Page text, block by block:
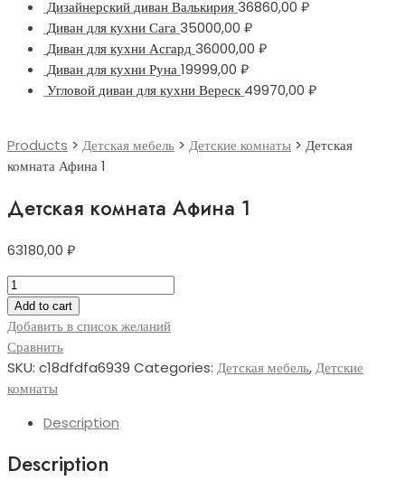
Дизайнерский диван Валькирия36860,00 ₽
Диван для кухни Сага35000,00 ₽
Диван для кухни Асгард36000,00 ₽
Диван для кухни Руна19999,00 ₽
Угловой диван для кухни Вереск 49970,00 ₽
Products > Детская мебель > Детские комнаты > Детская
комната Афина 1
Детская комната Афина 1
63180,00 ₽
Детская
комната
Афина
1
quantity
Add to cart
Добавить в список желаний
Сравнить
SKU: c18dfdfa6939 Categories: Детская мебель,Детские
комнаты
Description
Description